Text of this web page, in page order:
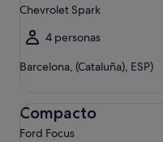
Chevrolet Spark
4 personas
Barcelona, (Cataluña), ESP)
Compacto
Ford Focus